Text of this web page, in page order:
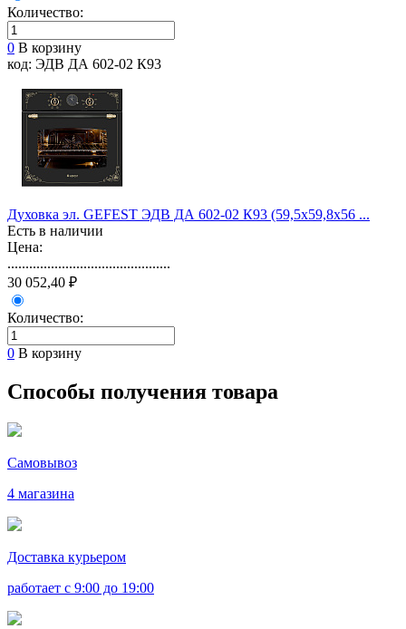
Количество:
0 В корзину
код: ЭДВ ДА 602-02 К93
Духовка эл. GEFEST ЭДВ ДА 602-02 К93 (59,5х59,8х56 ...
Есть в наличии
Цена:
.............................................
30 052,40 ₽
Количество:
0 В корзину
Способы получения товара
Самовывоз
4 магазина
Доставка курьером
работает с 9:00 до 19:00